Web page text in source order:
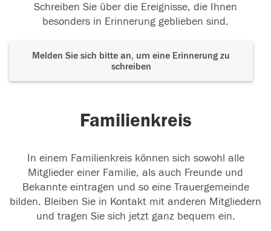
Schreiben Sie über die Ereignisse, die Ihnen
besonders in Erinnerung geblieben sind.
Melden Sie sich bitte an, um eine Erinnerung zu
schreiben
Familienkreis
In einem Familienkreis können sich sowohl alle
Mitglieder einer Familie, als auch Freunde und
Bekannte eintragen und so eine Trauergemeinde
bilden. Bleiben Sie in Kontakt mit anderen Mitgliedern
und tragen Sie sich jetzt ganz bequem ein.